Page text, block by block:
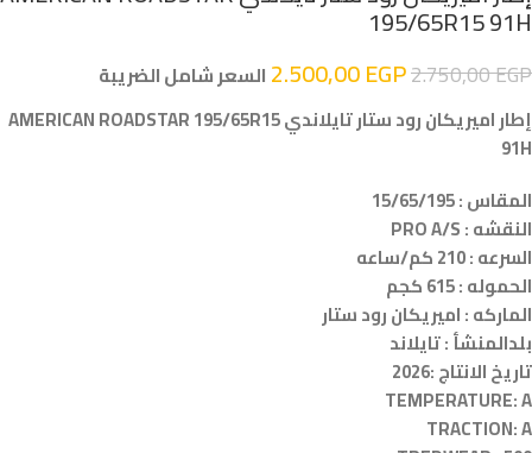
195/65R15 91H
2.750,00EGP
2.500,00EGP
السعر شامل الضريبة
إطار اميريكان رود ستار تايلاندي AMERICAN ROADSTAR 195/65R15
91H
المقاس : 15/65/195
النقشه : PRO A/S
السرعه : 210 كم/ساعه
الحموله : 615 كجم
الماركه : اميريكان رود ستار
بلدالمنشأ : تايلاند
تاريخ الانتاج :2026
TEMPERATURE: A
TRACTION: A